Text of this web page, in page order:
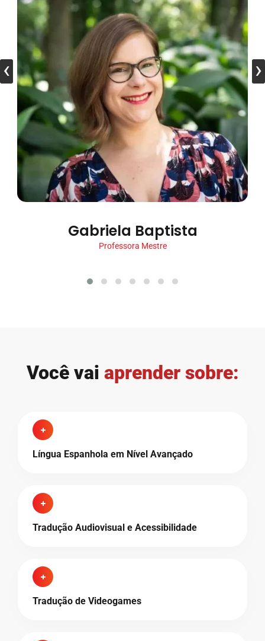
Gabriela Baptista
Professora Mestre
‹ ›
Você vai aprender sobre:
Língua Espanhola em Nível Avançado
Tradução Audiovisual e Acessibilidade
Tradução de Videogames